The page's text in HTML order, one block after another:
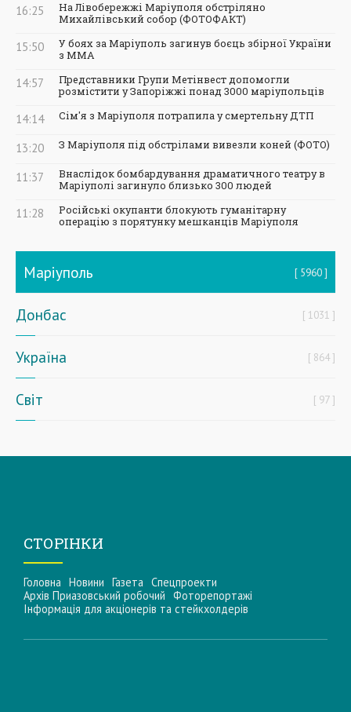
16:25
На Лівобережжі Маріуполя обстріляно
Михайлівський собор (ФОТОФАКТ)
15:50
У боях за Маріуполь загинув боєць збірної України
з ММА
14:57
Представники Групи Метінвест допомогли
розмістити у Запоріжжі понад 3000 маріупольців
14:14 Сім'я з Маріуполя потрапила у смертельну ДТП
13:20 З Маріуполя під обстрілами вивезли коней (ФОТО)
11:37
Внаслідок бомбардування драматичного театру в
Маріуполі загинуло близько 300 людей
11:28
Російські окупанти блокують гуманітарну
операцію з порятунку мешканців Маріуполя
Маріуполь 5960
Донбас 1031
Україна 864
Світ 97
СТОРІНКИ
Головна Новини Газета Спецпроекти
Архів Приазовський робочий Фоторепортажі
Інформацiя для акцiонерiв та стейкхолдерiв